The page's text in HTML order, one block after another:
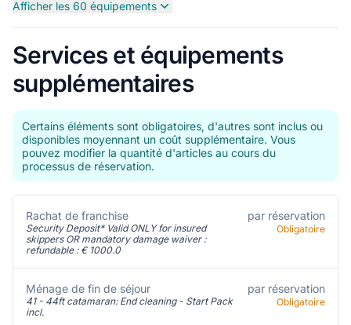
Afficher les 60 équipements
Services et équipements
supplémentaires
Certains éléments sont obligatoires, d'autres sont inclus ou
disponibles moyennant un coût supplémentaire. Vous
pouvez modifier la quantité d'articles au cours du
processus de réservation.
Rachat de franchise
Security Deposit* Valid ONLY for insured
skippers OR mandatory damage waiver :
refundable : € 1000.0
par réservation
Obligatoire
Ménage de fin de séjour
41 - 44ft catamaran: End cleaning - Start Pack
incl.
par réservation
Obligatoire